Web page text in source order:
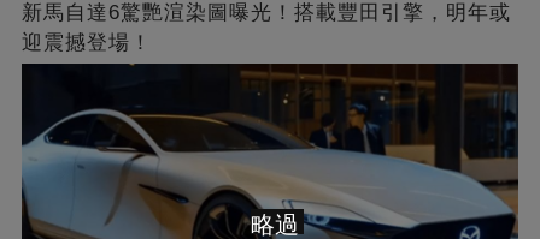
新馬自達6驚艷渲染圖曝光！搭載豐田引擎，明年或
迎震撼登場！
略過